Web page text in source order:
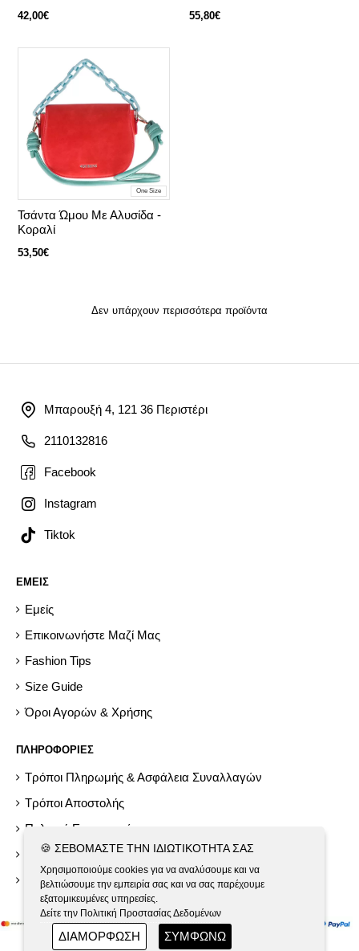
42,00€ 55,80€
One Size
Τσάντα Ώμου Με Αλυσίδα -
Κοραλί
53,50€
Δεν υπάρχουν περισσότερα προϊόντα
Μπαρουξή 4, 121 36 Περιστέρι
2110132816
Facebook
Instagram
Tiktok
ΕΜΕΙΣ
Εμείς
Επικοινωνήστε Μαζί Μας
Fashion Tips
Size Guide
Όροι Αγορών & Χρήσης
ΠΛΗΡΟΦΟΡΙΕΣ
Τρόποι Πληρωμής & Ασφάλεια Συναλλαγών
Τρόποι Αποστολής
Πολιτική Επιστροφών
Help
Εργαλεία GDPR
🍪 ΣΕΒΌΜΑΣΤΕ ΤΗΝ ΙΔΙΩΤΙΚΌΤΗΤΆ ΣΑΣ
Χρησιμοποιούμε cookies για να αναλύσουμε και να
βελτιώσουμε την εμπειρία σας και να σας παρέχουμε
εξατομικευμένες υπηρεσίες.
Δείτε την Πολιτική Προστασίας Δεδομένων
ΔΙΑΜΟΡΦΩΣΗ ΣΥΜΦΩΝΩ